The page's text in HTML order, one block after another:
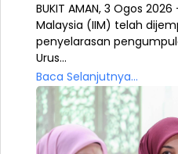
BUKIT AMAN, 3 Ogos
Malaysia (IIM) telah
penyelarasan
Urus...
Baca Selanjutnya...